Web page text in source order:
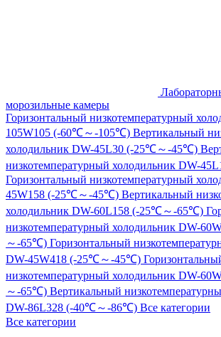
морозильные камеры
Горизонтальный низкотемпературный
105W105 (-60℃～-105℃) Вертикальный
холодильник DW-45L30 (-25℃～-45℃)
низкотемпературный холодильник DW-
Горизонтальный низкотемпературный
45W158 (-25℃～-45℃) Вертикальный
холодильник DW-60L158 (-25℃～-65℃)
низкотемпературный холодильник DW-
～-65℃) Горизонтальный
DW-45W418 (-25℃～-45℃)
низкотемпературный холодильник DW-
～-65℃) Вертикальный
DW-86L328 (-40℃～-86℃) Все категории
Все категории